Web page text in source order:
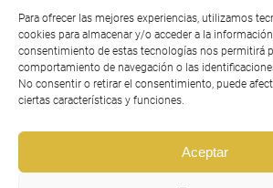
Para ofrecer las mejores experiencias, utilizamos
cookies para almacenar y/o acceder a la
consentimiento de estas tecnologías nos permitirá
comportamiento de navegación o las
No consentir o retirar el consentimiento, puede
ciertas características y funciones.
Aceptar